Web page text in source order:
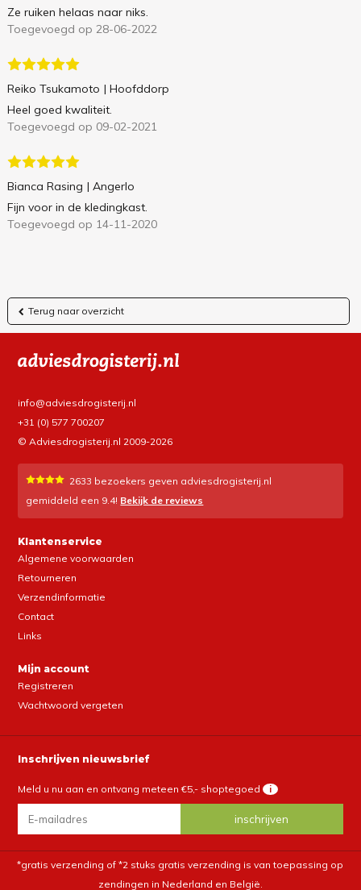
Ze ruiken helaas naar niks.
Toegevoegd op 28-06-2022
Reiko Tsukamoto | Hoofddorp
Heel goed kwaliteit.
Toegevoegd op 09-02-2021
Bianca Rasing | Angerlo
Fijn voor in de kledingkast.
Toegevoegd op 14-11-2020
Terug naar overzicht
info@adviesdrogisterij.nl
+31 (0) 577 700207
© Adviesdrogisterij.nl 2009-2026
2633 bezoekers geven adviesdrogisterij.nl
gemiddeld een 9.4! Bekijk de reviews
Klantenservice
Algemene voorwaarden
Retourneren
Verzendinformatie
Contact
Links
Mijn account
Registreren
Wachtwoord vergeten
Inschrijven nieuwsbrief
Meld u nu aan en ontvang meteen €5,- shoptegoed i
*gratis verzending of *2 stuks gratis verzending is van toepassing op
zendingen in Nederland en België.